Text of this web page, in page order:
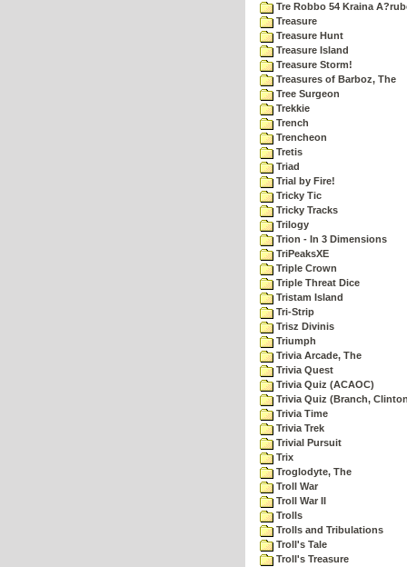
Tre Robbo 54 Kraina
Treasure
Treasure Hunt
Treasure Island
Treasure Storm!
Treasures of Barboz, The
Tree Surgeon
Trekkie
Trench
Trencheon
Tretis
Triad
Trial by Fire!
Tricky Tic
Tricky Tracks
Trilogy
Trion - In 3 Dimensions
TriPeaksXE
Triple Crown
Triple Threat Dice
Tristam Island
Tri-Strip
Trisz Divinis
Triumph
Trivia Arcade, The
Trivia Quest
Trivia Quiz (ACAOC)
Trivia Quiz (Branch,
Trivia Time
Trivia Trek
Trivial Pursuit
Trix
Troglodyte, The
Troll War
Troll War II
Trolls
Trolls and Tribulations
Troll's Tale
Troll's Treasure